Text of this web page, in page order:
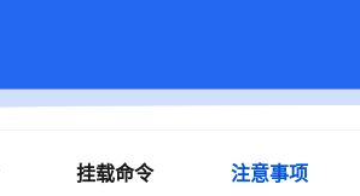
挂载命令 注意事项